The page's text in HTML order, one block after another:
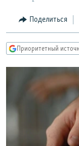
навигации
Вернутся
поиску
IDEL.РЕАЛИИ
КАВКАЗ.РЕАЛИИ
СЕВЕР.РЕАЛИИ
РАСПИСАНИЕ
ПОДПИШИТЕСЬ
СОЦИАЛЬНЫЕ СЕТИ
Поделиться
Приоритетный